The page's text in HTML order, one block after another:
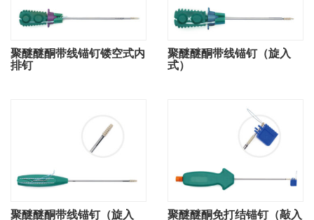
聚醚醚酮带线锚钉镂空式内
排钉
聚醚醚酮带线锚钉（旋入
式）
聚醚醚酮带线锚钉（旋入
聚醚醚酮免打结锚钉（敲入